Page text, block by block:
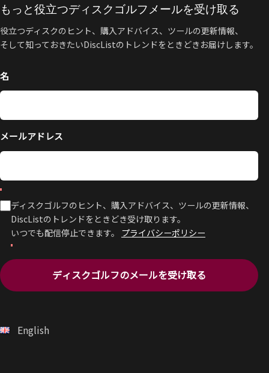
もっと役立つディスクゴルフメールを受け取る
役立つディスクのヒント、購入アドバイス、ツールの更新情報、
そして知っておきたいDiscListのトレンドをときどきお届けします。
名
メールアドレス
ディスクゴルフのヒント、購入アドバイス、ツールの更新情報、
DiscListのトレンドをときどき受け取ります。
いつでも配信停止できます。 プライバシーポリシー
ディスクゴルフのメールを受け取る
English